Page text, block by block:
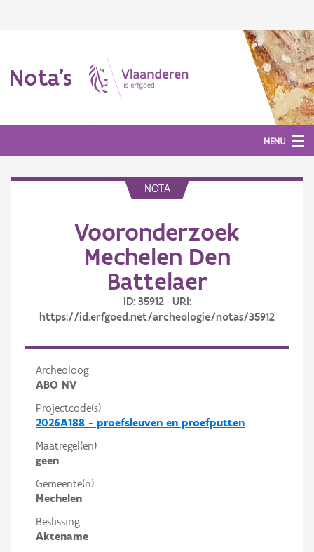
Nota's
MENU
NOTA
Vooronderzoek
Mechelen Den
Battelaer
ID: 35912 URI:
https://id.erfgoed.net/archeologie/notas/35912
Archeoloog
ABO NV
Projectcode(s)
2026A188 - proefsleuven en proefputten
Maatregel(en)
geen
Gemeente(n)
Mechelen
Beslissing
Aktename